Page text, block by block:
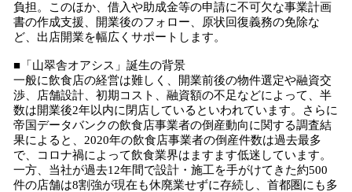
負担。このほか、借入や助成金等の申請に不可欠な事業計画
書の作成支援、開業後のフォロー、原状回復義務の免除な
ど、出店開業を幅広くサポートします。
■「山翠舎オアシス」誕生の背景
一般に飲食店の経営は難しく、開業前後の物件選定や融資交
渉、店舗設計、初期コスト、融資額の不足などによって、半
数は開業後2年以内に閉店しているといわれています。さらに
帝国データバンクの飲食店事業者の倒産動向に関する調査結
果によると、2020年の飲食店事業者の倒産件数は過去最多
で、コロナ禍によって飲食業界はますます低迷しています。
一方、当社が過去12年間で設計・施工を手がけてきた約500
件の店舗は8割強が現在も休廃業せずに存続し、首都圏にも多